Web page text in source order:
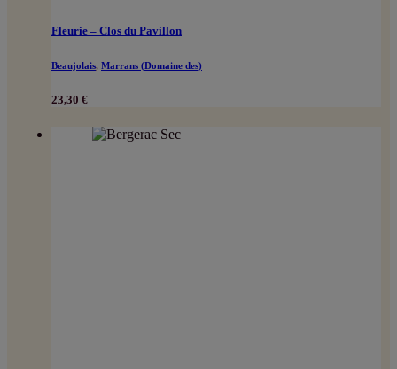
Fleurie – Clos du Pavillon
Beaujolais, Marrans (Domaine des)
23,30 €